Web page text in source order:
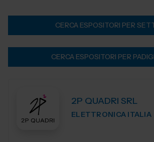
CERCA ESPOSITORI PER
CERCA ESPOSITORI PER
2P QUADRI SRL
ELETTRONICA ITALIA